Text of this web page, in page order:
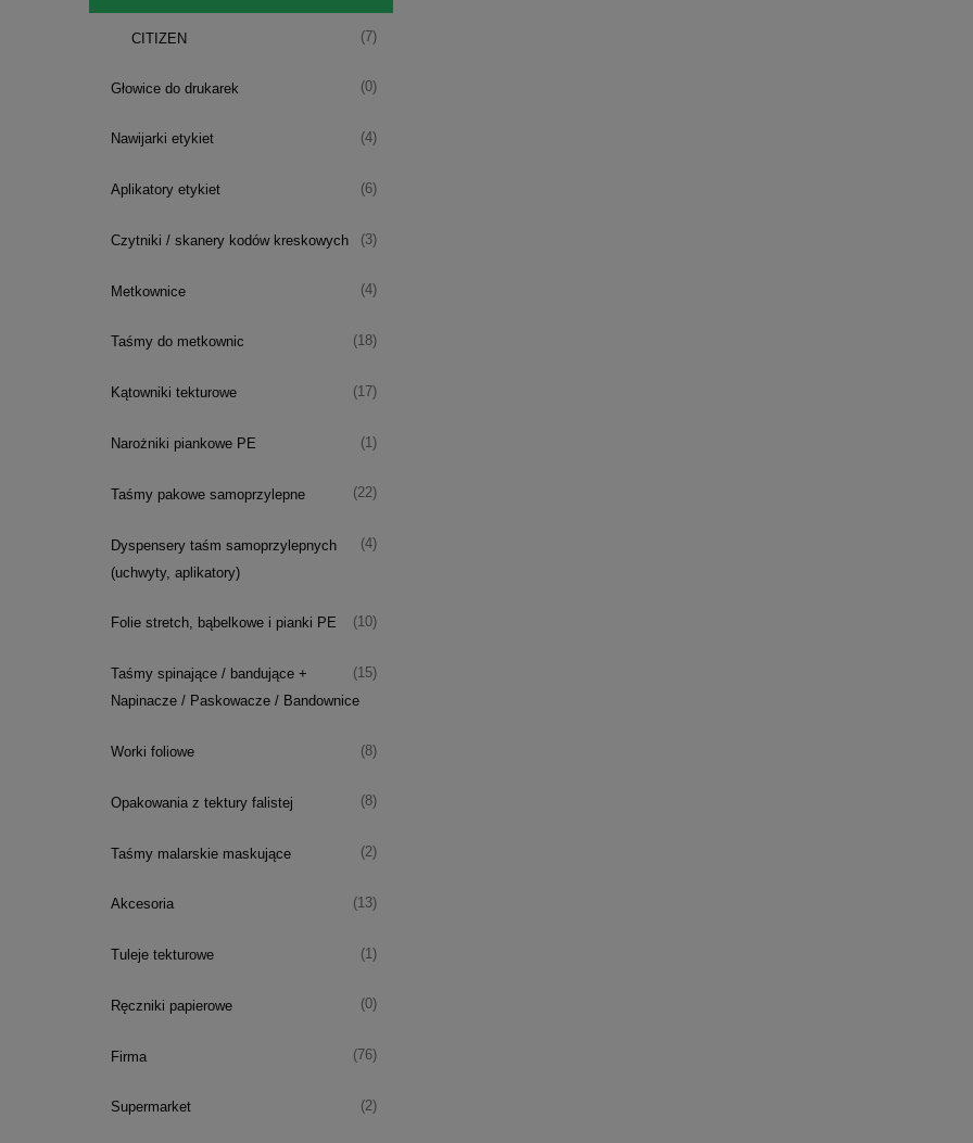
CITIZEN (7)
Głowice do drukarek (0)
Nawijarki etykiet (4)
Aplikatory etykiet (6)
Czytniki / skanery kodów kreskowych (3)
Metkownice (4)
Taśmy do metkownic (18)
Kątowniki tekturowe (17)
Narożniki piankowe PE (1)
Taśmy pakowe samoprzylepne (22)
Dyspensery taśm samoprzylepnych
(uchwyty, aplikatory)
(4)
Folie stretch, bąbelkowe i pianki PE (10)
Taśmy spinające / bandujące +
Napinacze / Paskowacze / Bandownice
(15)
Worki foliowe (8)
Opakowania z tektury falistej (8)
Taśmy malarskie maskujące (2)
Akcesoria (13)
Tuleje tekturowe (1)
Ręczniki papierowe (0)
Firma (76)
Supermarket (2)